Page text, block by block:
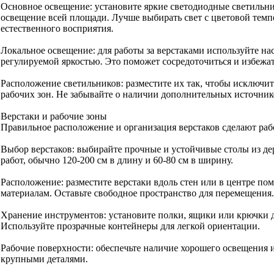
Основное освещение: установите яркие светодиодные
освещение всей площади. Лучше выбирать свет с цветовой
естественного восприятия.
Локальное освещение: для работы за верстаками используйте
регулируемой яркостью. Это поможет сосредоточиться и
Расположение светильников: разместите их так, чтобы
рабочих зон. Не забывайте о наличии дополнительных
Верстаки и рабочие зоны
Правильное расположение и организация верстаков сделают
Выбор верстаков: выбирайте прочные и устойчивые столы из
работ, обычно 120-200 см в длину и 60-80 см в ширину.
Расположение: разместите верстаки вдоль стен или в центре
материалам. Оставьте свободное пространство для перемещения.
Хранение инструментов: установите полки, ящики или крючки
Используйте прозрачные контейнеры для легкой ориентации.
Рабочие поверхности: обеспечьте наличие хорошего
крупными деталями.